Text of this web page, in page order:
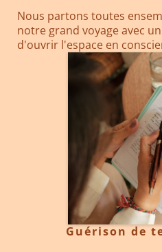
Nous partons toutes
notre grand voyage avec
d'ouvrir l'espace en
Guérison de